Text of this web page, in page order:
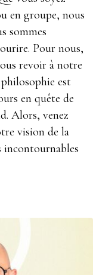
en groupe, nous
sommes
Pour nous,
revoir à notre
est
en quête de
Alors, venez
vision de la
incontournables